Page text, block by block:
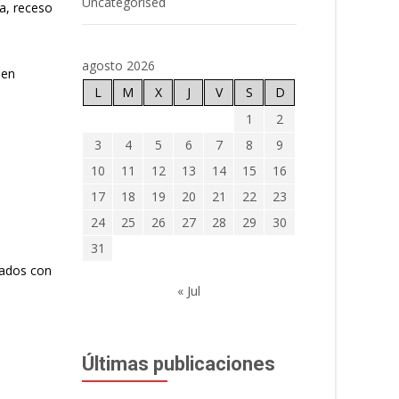
receso
con
agosto 2026
L
M X J V S
D
1
2
3
4 5 6 7 8
9
10
11 12 13 14 15
16
17
18 19 20 21 22
23
24
25 26 27 28 29
30
31
« Jul
Últimas publicaciones